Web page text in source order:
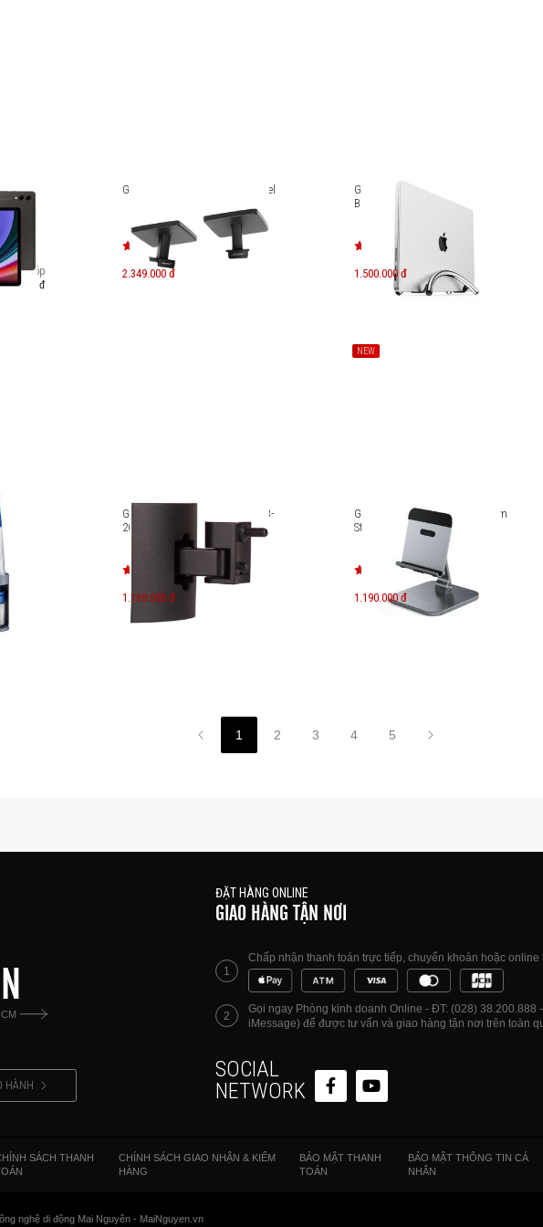
Wifi
Trả góp
đ
Giá đỡ gắn trần Bose OmniJewel
2.349.000 đ
Giá đỡ Laptop Twelve South
BookArc Flex TS-226
1.500.000 đ
Giá đỡ gắn tường/trần Bose UB-
20 Series II
1.169.000 đ
NEW
Giá đỡ nhôm Satechi Aluminum
Stand cho iPad Pro ST-ADSIM
1.190.000 đ
1 2 3 4 5
HÀNH
ĐẶT HÀNG ONLINE
GIAO HÀNG TẬN NƠI
1
Chấp nhận thanh toán trực tiếp, chuyển khoản hoặc online
2
Gọi ngay Phòng kinh doanh Online - ĐT: (028) 38.200.888
iMessage) để được tư vấn và giao hàng tận nơi trên toàn
SOCIAL
NETWORK
SÁCH THANH
CHÍNH SÁCH GIAO NHẬN & KIỂM
HÀNG
BẢO MẬT THANH
TOÁN
BẢO MẬT THÔNG TIN CÁ
NHÂN
nghệ di động Mai Nguyên - MaiNguyen.vn